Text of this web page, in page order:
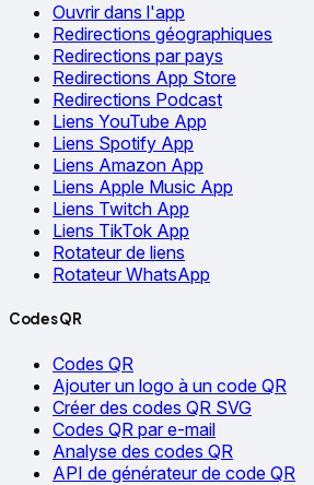
Ouvrir dans l'app
Redirections géographiques
Redirections par pays
Redirections App Store
Redirections Podcast
Liens YouTube App
Liens Spotify App
Liens Amazon App
Liens Apple Music App
Liens Twitch App
Liens TikTok App
Rotateur de liens
Rotateur WhatsApp
Codes QR
Codes QR
Ajouter un logo à un code QR
Créer des codes QR SVG
Codes QR par e-mail
Analyse des codes QR
API de générateur de code QR